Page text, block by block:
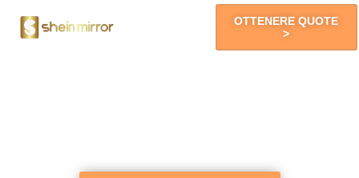
OTTENERE QUOTE
>